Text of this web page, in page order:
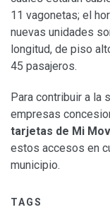
11 vagonetas; el
nuevas unidades
longitud, de piso
45 pasajeros.
Para contribuir a la
empresas
tarjetas de Mi
estos accesos en
municipio.
TAGS